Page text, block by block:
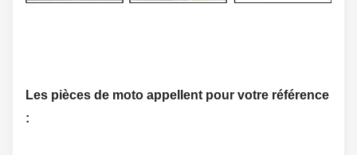
Les pièces de moto appellent pour votre référence
: